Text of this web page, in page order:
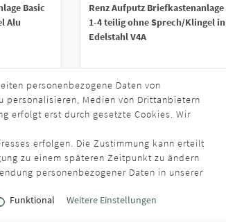
Basic
Alu
Renz Aufputz Briefkastenanlage
1-4 teilig ohne Sprech/Klingel in
Edelstahl V4A
472,90 € *
*inkl. ges. MwSt.zzgl. Versandkosten
Lieferzeit ca. 4 - 6 Wochen
personenbezogene Daten von
personalisieren, Medien von Drittanbietern
erfolgt erst durch gesetzte Cookies. Wir
erfolgen. Die Zustimmung kann erteilt
zu einem späteren Zeitpunkt zu ändern
personenbezogener Daten in unserer
Funktional Weitere Einstellungen